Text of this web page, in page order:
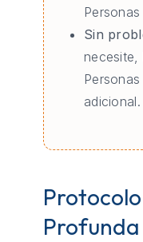
Sin
necesite,
adicional.
Profunda